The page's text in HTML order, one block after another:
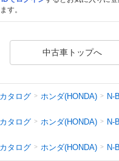
す。
中古車トップへ
タログ ホンダ(HONDA) N-
タログ ホンダ(HONDA) N-
タログ ホンダ(HONDA) N-